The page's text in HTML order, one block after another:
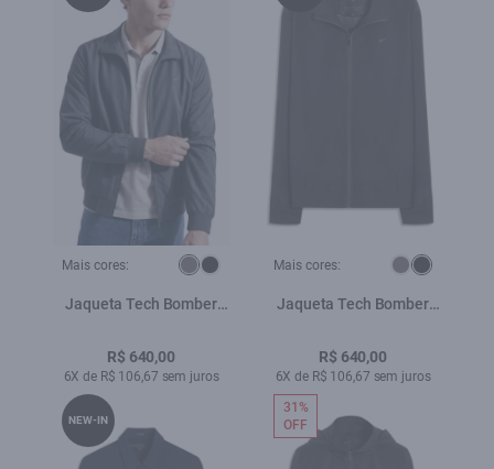
Mais cores:
Jaqueta Tech Bomber
R$ 640,00
6X de R$ 106,67 sem juros
Mais cores:
Jaqueta Tech Bomber
R$ 640,00
6X de R$ 106,67 sem juros
NEW-IN
31%
OFF